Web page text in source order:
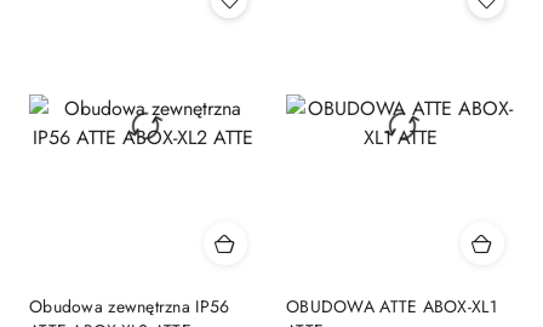
Obudowa zewnętrzna IP56
OBUDOWA ATTE ABOX-XL1